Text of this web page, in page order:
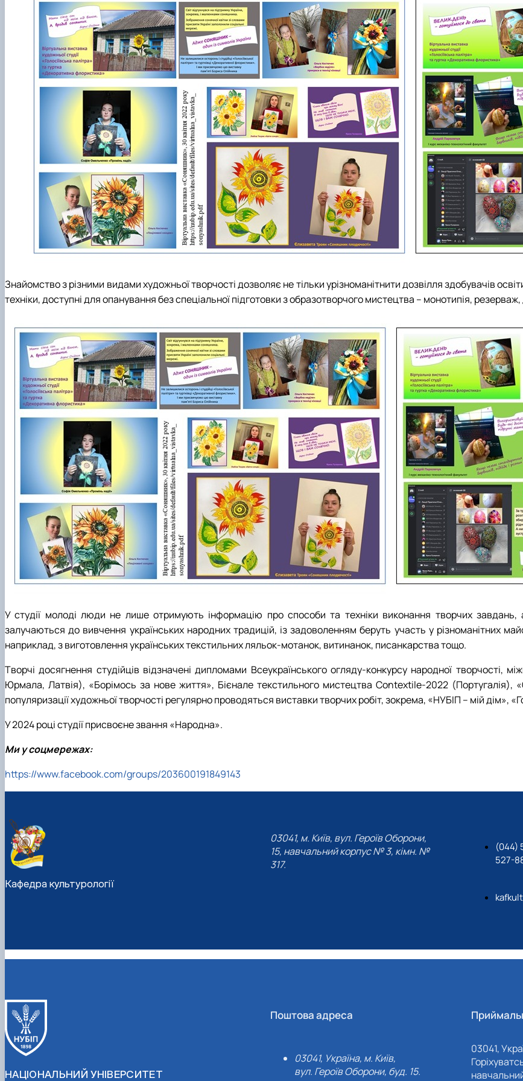
Знайомство з різними видами художньої творчості дозволяє не тільки урізноманітнити дозвілля здобувачів
техніки, доступні для опанування без спеціальної підготовки з образотворчого мистецтва – монотипія,
У студії молоді люди не лише отримують інформацію про способи та техніки виконання творчих
залучаються до вивчення українських народних традицій, із задоволенням беруть участь у різноманітних
наприклад, з виготовлення українських текстильних ляльок-мотанок, витинанок, писанкарства тощо.
Творчі досягнення студійців відзначені дипломами Всеукраїнського огляду-конкурсу народної творчості,
Юрмала, Латвія), «Борімось за нове життя», Бієнале текстильного мистецтва Contextile-2022 (Португалія),
популяризації художньої творчості регулярно проводяться виставки творчих робіт, зокрема, «НУБІП – мій дім»,
У 2024 році студії присвоєне звання «Народна».
Ми у соцмережах:
https://www.facebook.com/groups/203600191849143
Кафедра культурології
03041, м. Київ, вул. Героїв Оборони,
15, навчальний корпус № 3, кімн. №
317.
(044)
527-
НАЦІОНАЛЬНИЙ УНІВЕРСИТЕТ
Поштова адреса
03041, Україна, м. Київ,
вул. Героїв Оборони, буд. 15.
03041,